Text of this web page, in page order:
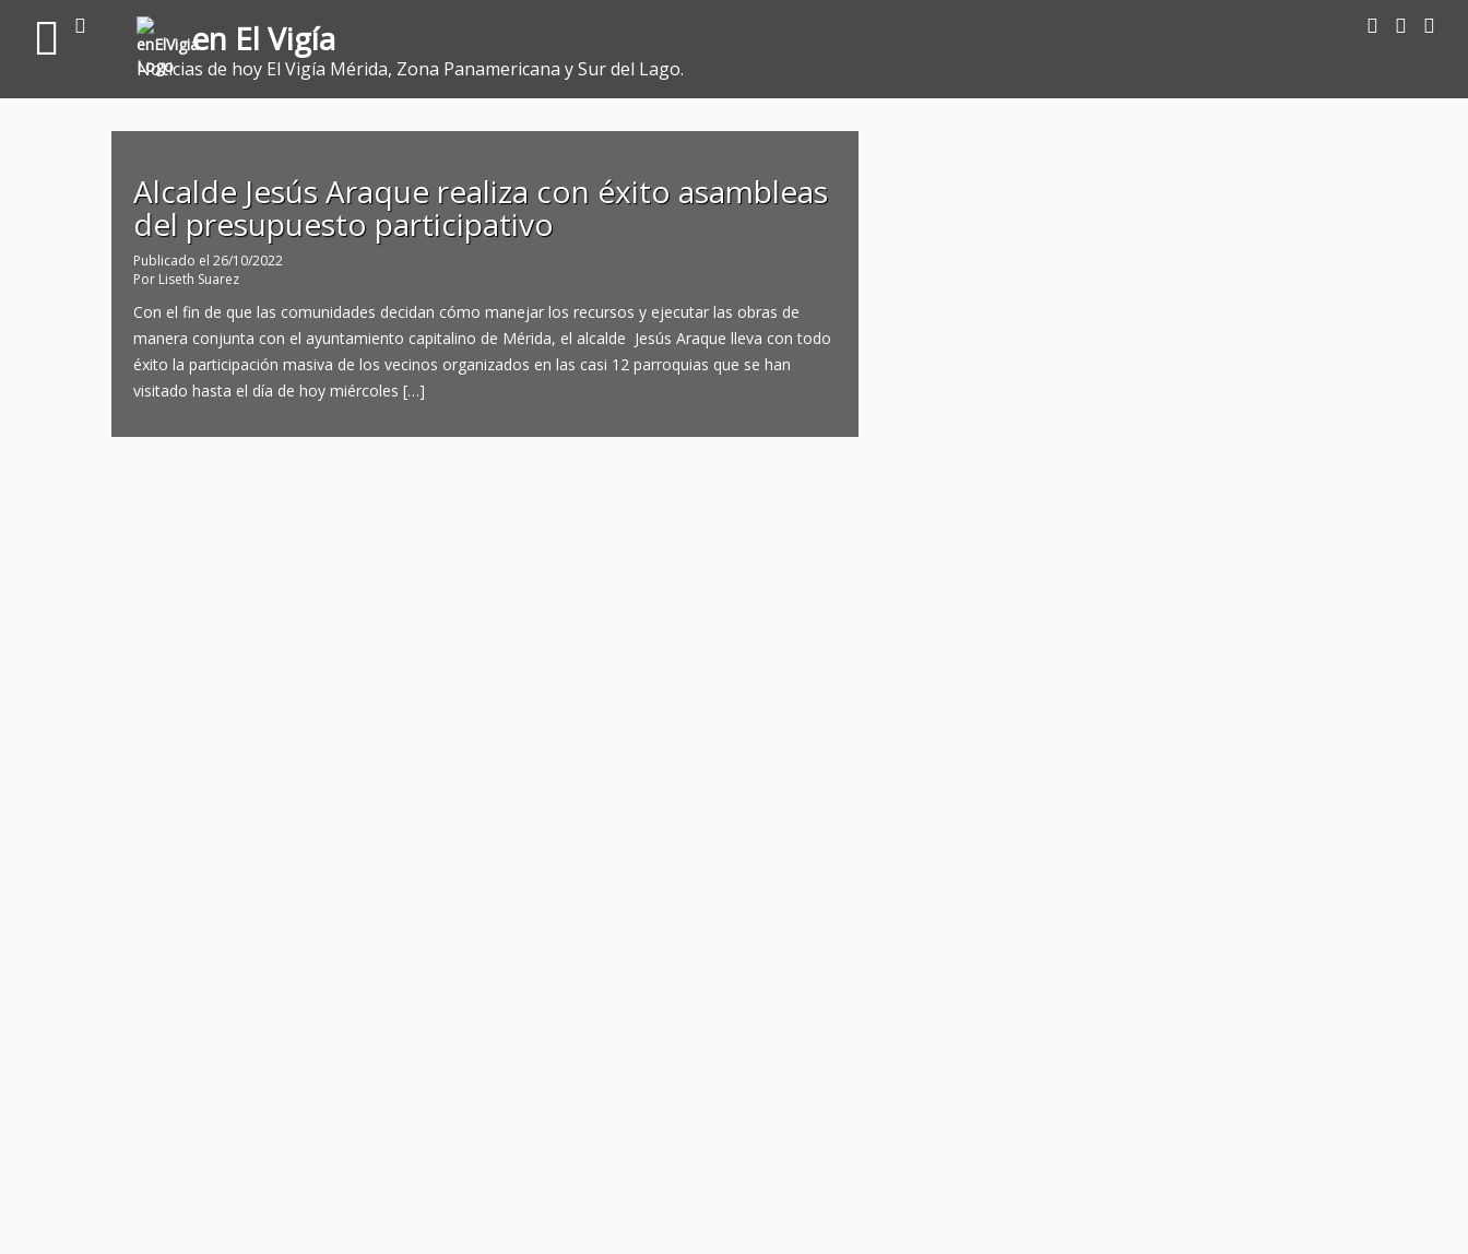
en El Vigía
Noticias de hoy El Vigía Mérida, Zona Panamericana y Sur del Lago.
Alcalde Jesús Araque realiza con éxito asambleas
del presupuesto participativo
Publicado el 26/10/2022
Por Liseth Suarez
Con el fin de que las comunidades decidan cómo manejar los recursos y ejecutar las obras de
manera conjunta con el ayuntamiento capitalino de Mérida, el alcalde Jesús Araque lleva con todo
éxito la participación masiva de los vecinos organizados en las casi 12 parroquias que se han
visitado hasta el día de hoy miércoles […]